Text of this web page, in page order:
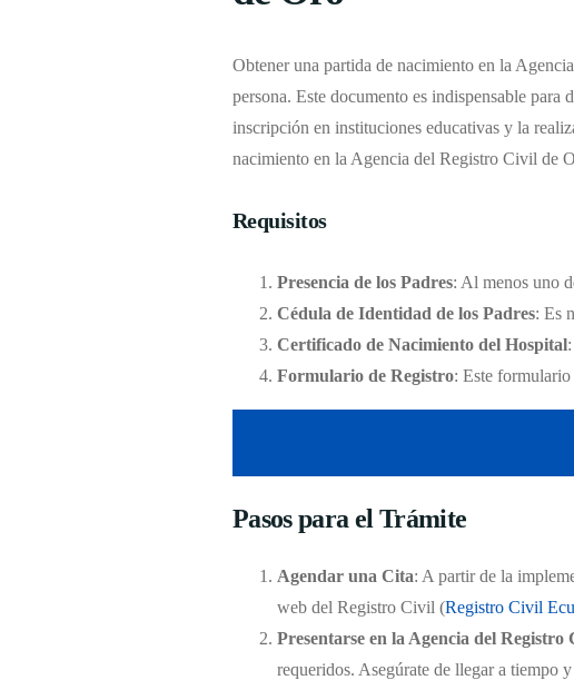
Obtener una partida de nacimiento en la
persona. Este documento es indispensable
inscripción en instituciones educativas y la
nacimiento en la Agencia del Registro Civil de
Requisitos
Presencia de los Padres: Al menos uno
Cédula de Identidad de los Padres: Es
Certificado de Nacimiento del Hospital
Formulario de Registro: Este
Pasos para el Trámite
Agendar una Cita: A partir de la
web del Registro Civil (Registro Civil
Presentarse en la Agencia del Registro
requeridos. Asegúrate de llegar a tiempo